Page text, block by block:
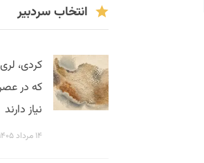
انتخاب سردبیر
کردی،
که در
نیاز دارند
۱۴ مرداد ۱۴۰۵